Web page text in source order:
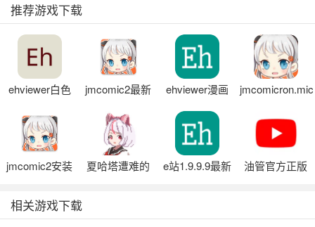
推荐游戏下载
ehviewer白色
jmcomic2最新
ehviewer漫画
jmcomicron.mic
jmcomic2安装
夏哈塔遭难的
e站1.9.9.9最新
油管官方正版
相关游戏下载